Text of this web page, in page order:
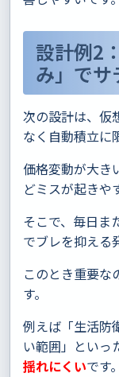
設計例2
み」でサ
次の設計は、仮
なく自動積立に
価格変動が大き
どミスが起きや
そこで、毎日ま
でブレを抑える
このとき重要な
す。
例えば「生活防
い範囲」といっ
揺れにくいです。